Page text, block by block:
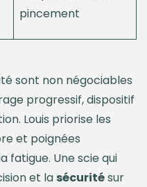
pincement
sont non négociables
progressif, dispositif
Louis priorise les
et poignées
fatigue. Une scie qui
et la sécuritésur